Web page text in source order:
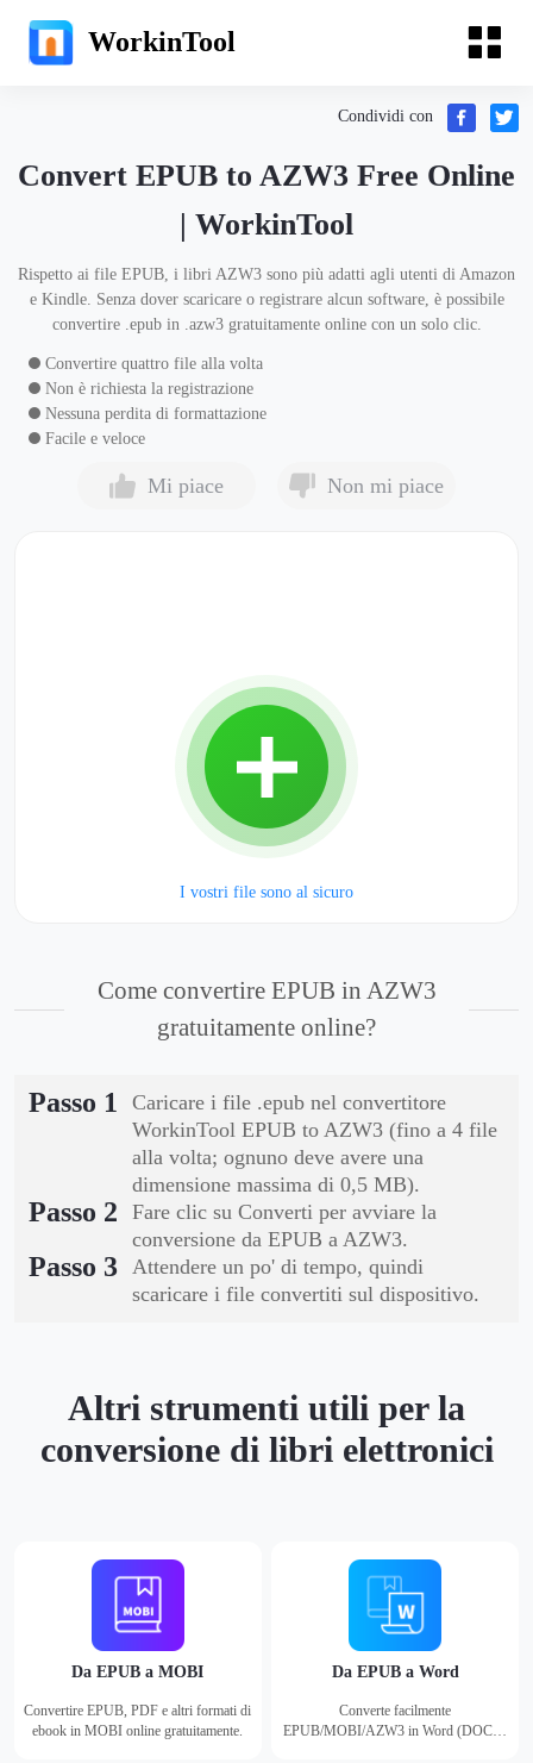
WorkinTool
Condividi con
Convert EPUB to AZW3 Free Online
| WorkinTool
Rispetto ai file EPUB, i libri AZW3 sono più adatti agli utenti di Amazon
e Kindle. Senza dover scaricare o registrare alcun software, è possibile
convertire .epub in .azw3 gratuitamente online con un solo clic.
Convertire quattro file alla volta
Non è richiesta la registrazione
Nessuna perdita di formattazione
Facile e veloce
Mi piace Non mi piace
I vostri file sono al sicuro
Come convertire EPUB in AZW3
gratuitamente online?
Passo 1
Caricare i file .epub nel convertitore
WorkinTool EPUB to AZW3 (fino a 4 file
alla volta; ognuno deve avere una
dimensione massima di 0,5 MB).
Passo 2
Fare clic su Converti per avviare la
conversione da EPUB a AZW3.
Passo 3
Attendere un po' di tempo, quindi
scaricare i file convertiti sul dispositivo.
Altri strumenti utili per la
conversione di libri elettronici
Da EPUB a MOBI
Convertire EPUB, PDF e altri formati di
ebook in MOBI online gratuitamente.
Da EPUB a Word
Converte facilmente
EPUB/MOBI/AZW3 in Word (DOCX)